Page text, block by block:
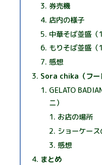
券売機
店内の様子
中華そば並盛（
もりそば並盛（
感想
Sora chika（フー
GELATO
ニ）
お店の場所
ショーケー
感想
まとめ